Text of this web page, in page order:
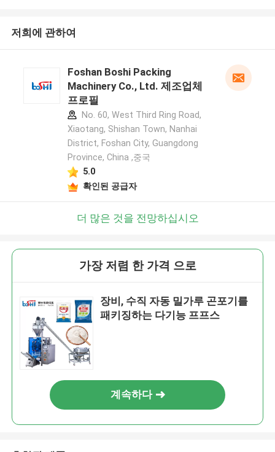
저희에 관하여
Foshan Boshi Packing
Machinery Co., Ltd. 제조업체
프로필
No. 60, West Third Ring Road,
Xiaotang, Shishan Town, Nanhai
District, Foshan City, Guangdong
Province, China ,중국
5.0
확인된 공급자
더 많은 것을 전망하십시오
가장 저렴 한 가격 으로
장비, 수직 자동 밀가루 곤포기를
패키징하는 다기능 프프스
계속하다